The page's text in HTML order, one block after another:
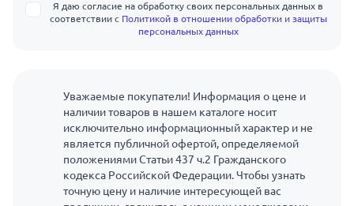
Я даю согласие на обработку своих персональных данных в
соответствии с Политикой в отношении обработки и защиты
персональных данных
Уважаемые покупатели! Информация о цене и
наличии товаров в нашем каталоге носит
исключительно информационный характер и не
является публичной офертой, определяемой
положениями Статьи 437 ч.2 Гражданского
кодекса Российской Федерации. Чтобы узнать
точную цену и наличие интересующей вас